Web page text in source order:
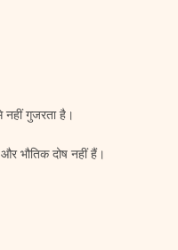
नहीं गुजरता है।
भौतिक दोष नहीं हैं।